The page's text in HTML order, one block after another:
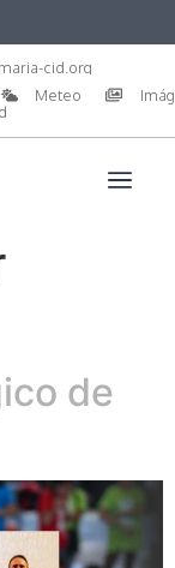
cid.org
Meteo
de